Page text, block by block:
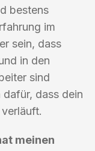
bestens
im
sein, dass
in den
sind
dass dein
meinen